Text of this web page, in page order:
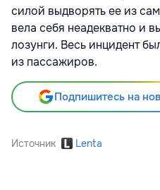
силой выдворять ее из
вела себя неадекватно и
лозунги. Весь инцидент
из пассажиров.
Подпишитесь на
Источник Lenta